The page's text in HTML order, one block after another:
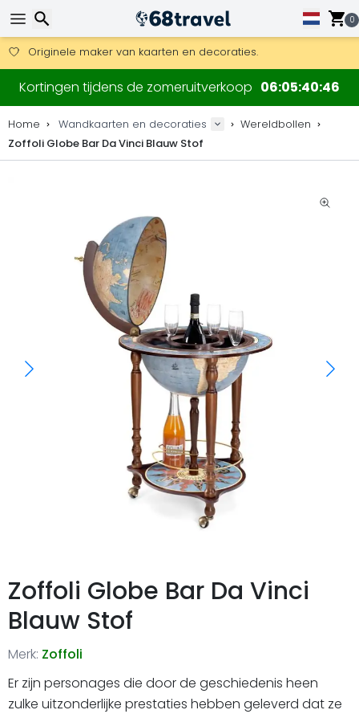
0
DHL Express is ook beschikbaar.
30 dagen retour, 90 dagen voor houten kaarten en
Originele maker van kaarten en decoraties.
Kortingen tijdens de zomeruitverkoop 06 05 40 46
Home Wandkaarten en decoraties
Wereldbollen
Zoffoli Globe Bar Da Vinci Blauw Stof
Zoffoli Globe Bar Da Vinci
Blauw Stof
Merk: Zoffoli
Er zijn personages die door de geschiedenis heen
zulke uitzonderlijke prestaties hebben geleverd dat ze
Zoeken